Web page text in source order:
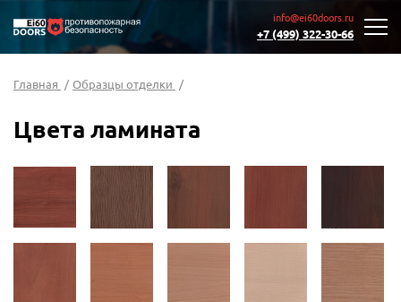
info@ei60doors.ru
+7 (499) 322-30-66
Главная / Образцы отделки /
Цвета ламината